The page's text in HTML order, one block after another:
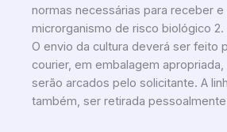
normas necessárias para receber e
microrganismo de risco biológico 2.
O envio da cultura deverá ser feito
courier, em embalagem
serão arcados pelo solicitante. A
também, ser retirada